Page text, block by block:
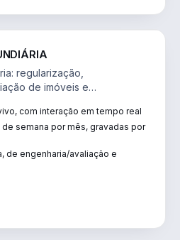
regularização,
de imóveis e
com interação em tempo real
de semana por mês, gravadas por
de engenharia/avaliação e